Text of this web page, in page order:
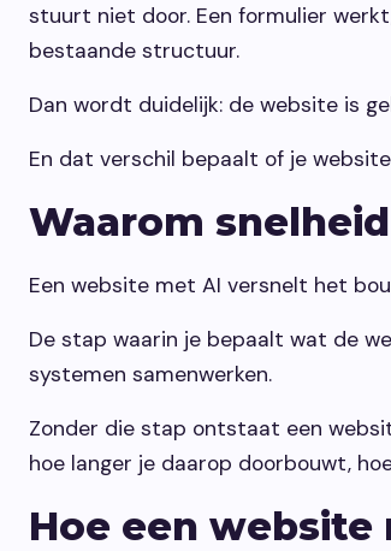
stuurt niet door. Een formulier
bestaande structuur.
Dan wordt duidelijk: de website is
En dat verschil bepaalt of je
Waarom
Een website met AI versnelt het
De stap waarin je bepaalt wat de
systemen samenwerken.
Zonder die stap ontstaat een
hoe langer je daarop doorbouwt,
Hoe een